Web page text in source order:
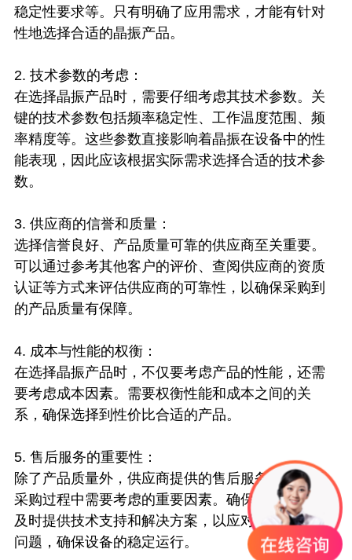
稳定性要求等。只有明确了应用需求，才能有针对
性地选择合适的晶振产品。
2. 技术参数的考虑：
在选择晶振产品时，需要仔细考虑其技术参数。关
键的技术参数包括频率稳定性、工作温度范围、频
率精度等。这些参数直接影响着晶振在设备中的性
能表现，因此应该根据实际需求选择合适的技术参
数。
3. 供应商的信誉和质量：
选择信誉良好、产品质量可靠的供应商至关重要。
可以通过参考其他客户的评价、查阅供应商的资质
认证等方式来评估供应商的可靠性，以确保采购到
的产品质量有保障。
4. 成本与性能的权衡：
在选择晶振产品时，不仅要考虑产品的性能，还需
要考虑成本因素。需要权衡性能和成本之间的关
系，确保选择到性价比合适的产品。
5. 售后服务的重要性：
除了产品质量外，供应商提供的售后服务也是晶振
采购过程中需要考虑的重要因素。确保供应商能够
及时提供技术支持和解决方案，以应对可能出现的
问题，确保设备的稳定运行。